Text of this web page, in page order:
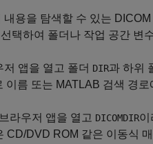
내용을 탐색할 수 있는
택하여 폴더나 작업 공간 변
저 앱을 열고 폴더 DIR과 하위
이름 또는 MATLAB 검색 경
라우저 앱을 열고 DICOMDIR이
CD/DVD ROM 같은 이동식